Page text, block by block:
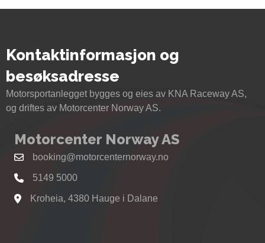
Kontaktinformasjon og
besøksadresse
Motorsportanlegget bygges og eies av KNA Raceway AS,
og driftes av Motorcenter Norway AS.
Motorcenter Norway AS
booking@motorcenternorway.no
5149 5000
Se kart til Motorcenter Norway i Sokndal
Kroheia, 4380 Hauge i Dalane